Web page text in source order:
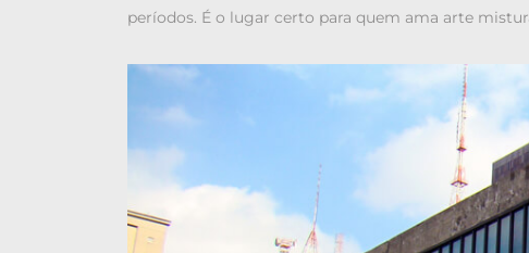
períodos. É o lugar certo para quem ama arte